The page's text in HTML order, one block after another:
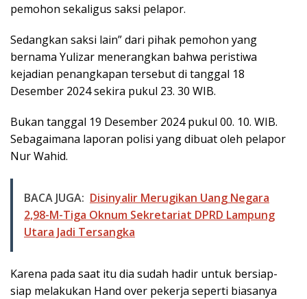
pemohon sekaligus saksi pelapor.
Sedangkan saksi lain” dari pihak pemohon yang
bernama Yulizar menerangkan bahwa peristiwa
kejadian penangkapan tersebut di tanggal 18
Desember 2024 sekira pukul 23. 30 WIB.
Bukan tanggal 19 Desember 2024 pukul 00. 10. WIB.
Sebagaimana laporan polisi yang dibuat oleh pelapor
Nur Wahid.
BACA JUGA: Disinyalir Merugikan Uang Negara
2,98-M-Tiga Oknum Sekretariat DPRD Lampung
Utara Jadi Tersangka
Karena pada saat itu dia sudah hadir untuk bersiap-
siap melakukan Hand over pekerja seperti biasanya